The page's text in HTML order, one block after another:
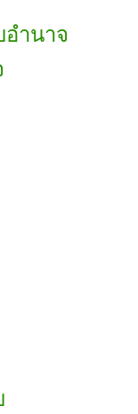
ำนาจ